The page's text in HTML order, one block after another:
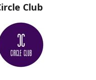
Club